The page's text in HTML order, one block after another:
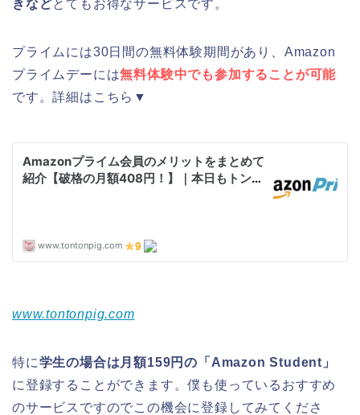
きなどとてもお得なサービスです。
プライムには30日間の無料体験期間があり、Amazon
プライムデーには無料体験中でも参加することが可能
です。詳細はこちら▼
www.tontonpig.com
特に学生の場合は月額159円の「Amazon Student」
に登録することができます。僕も使っているおすすめ
のサービスですのでこの機会に登録してみてくださ